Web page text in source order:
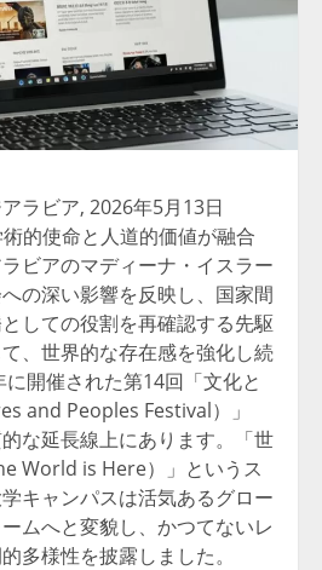
ラビア, 2026年5月13日
的使命と人道的価値が融合
ビアのマディーナ・イスラー
の深い影響を反映し、国家間
しての役割を再確認する先駆
、世界的な存在感を強化し続
開催された第14回「文化と
and Peoples Festival）」
な延長線上にあります。「世
World is Here）」というス
キャンパスは活気あるグロー
ムへと変貌し、かつてないレ
多様性を披露しました。